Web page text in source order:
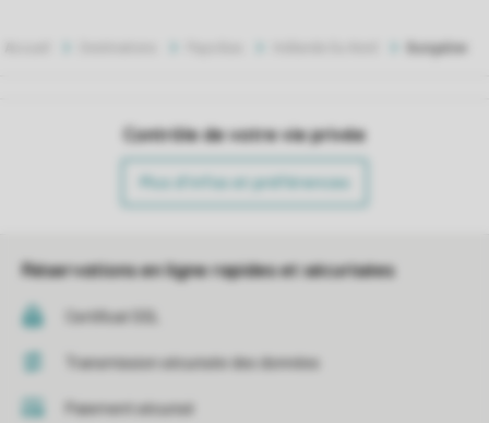
Contrôle de votre vie privée
Plus d’infos et préférences
Réservations en ligne rapides et sécurisées
Certificat SSL
Transmission sécurisée des données
Paiement sécurisé